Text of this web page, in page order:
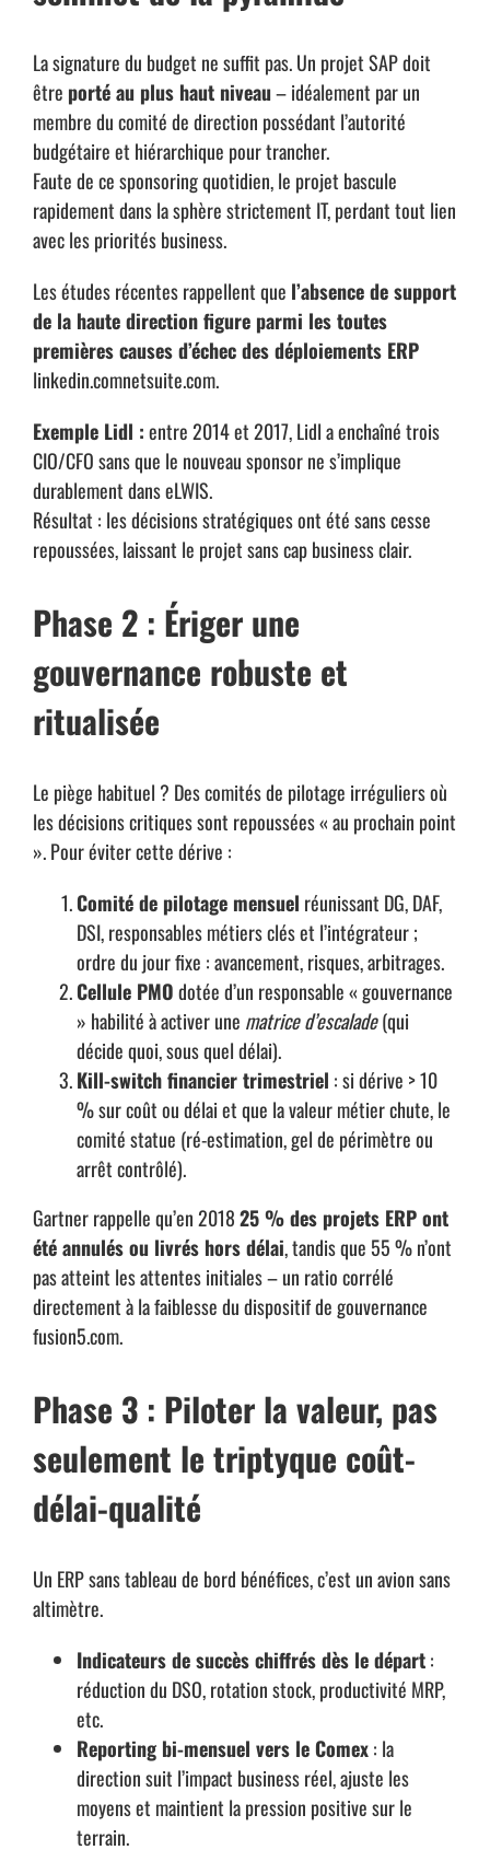
La signature du budget ne suffit pas. Un projet SAP doit
être porté au plus haut niveau– idéalement par un
membre du comité de direction possédant l’autorité
budgétaire et hiérarchique pour trancher.
Faute de ce sponsoring quotidien, le projet bascule
rapidement dans la sphère strictement IT, perdant tout lien
avec les priorités business.
Les études récentes rappellent que l’absence de support
de la haute direction figure parmi les toutes
premières causes d’échec des déploiements ERP
linkedin.comnetsuite.com.
Exemple Lidl :entre 2014 et 2017, Lidl a enchaîné trois
CIO/CFO sans que le nouveau sponsor ne s’implique
durablement dans eLWIS.
Résultat : les décisions stratégiques ont été sans cesse
repoussées, laissant le projet sans cap business clair.
Phase 2 : Ériger une
gouvernance robuste et
ritualisée
Le piège habituel ? Des comités de pilotage irréguliers où
les décisions critiques sont repoussées « au prochain point
». Pour éviter cette dérive :
Comité de pilotage mensuel réunissant DG, DAF,
DSI, responsables métiers clés et l’intégrateur ;
ordre du jour fixe : avancement, risques, arbitrages.
Cellule PMOdotée d’un responsable « gouvernance
» habilité à activer une matrice d’escalade(qui
décide quoi, sous quel délai).
Kill-switch financier trimestriel : si dérive > 10
% sur coût ou délai et que la valeur métier chute, le
comité statue (ré-estimation, gel de périmètre ou
arrêt contrôlé).
Gartner rappelle qu’en 201825 % des projets ERP ont
été annulés ou livrés hors délai, tandis que 55 % n’ont
pas atteint les attentes initiales – un ratio corrélé
directement à la faiblesse du dispositif de gouvernance
fusion5.com.
Phase 3 : Piloter la valeur, pas
seulement le triptyque coût-
délai-qualité
Un ERP sans tableau de bord bénéfices, c’est un avion sans
altimètre.
Indicateurs de succès chiffrés dès le départ:
réduction du DSO, rotation stock, productivité MRP,
etc.
Reporting bi-mensuel vers le Comex: la
direction suit l’impact business réel, ajuste les
moyens et maintient la pression positive sur le
terrain.